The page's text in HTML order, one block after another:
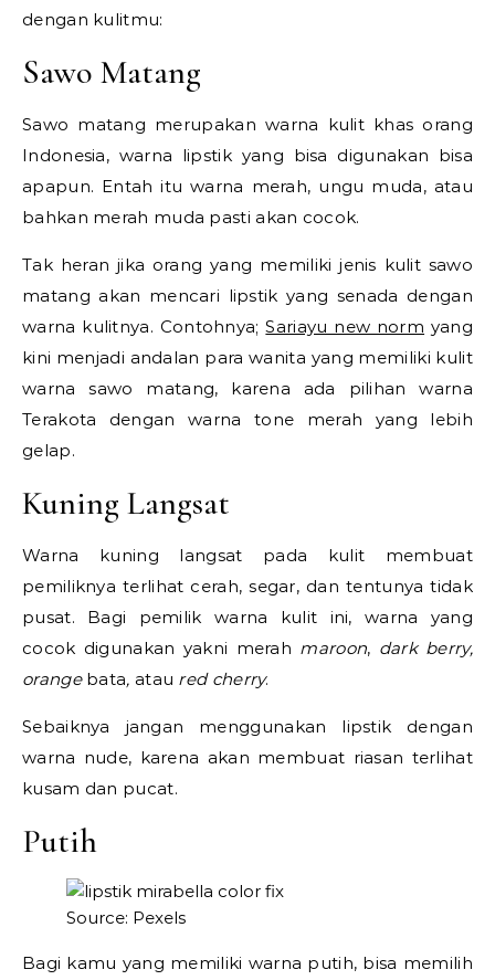
dengan kulitmu:
Sawo Matang
Sawo matang merupakan warna kulit khas orang
Indonesia, warna lipstik yang bisa digunakan bisa
apapun. Entah itu warna merah, ungu muda, atau
bahkan merah muda pasti akan cocok.
Tak heran jika orang yang memiliki jenis kulit sawo
matang akan mencari lipstik yang senada dengan
warna kulitnya. Contohnya;Sariayu new norm yang
kini menjadi andalan para wanita yang memiliki kulit
warna sawo matang, karena ada pilihan warna
Terakota dengan warna tone merah yang lebih
gelap.
Kuning Langsat
Warna kuning langsat pada kulit membuat
pemiliknya terlihat cerah, segar, dan tentunya tidak
pusat. Bagi pemilik warna kulit ini, warna yang
cocok digunakan yakni merah maroon, dark berry,
orange bata, atau red cherry.
Sebaiknya jangan menggunakan lipstik dengan
warna nude, karena akan membuat riasan terlihat
kusam dan pucat.
Putih
Source: Pexels
Bagi kamu yang memiliki warna putih, bisa memilih